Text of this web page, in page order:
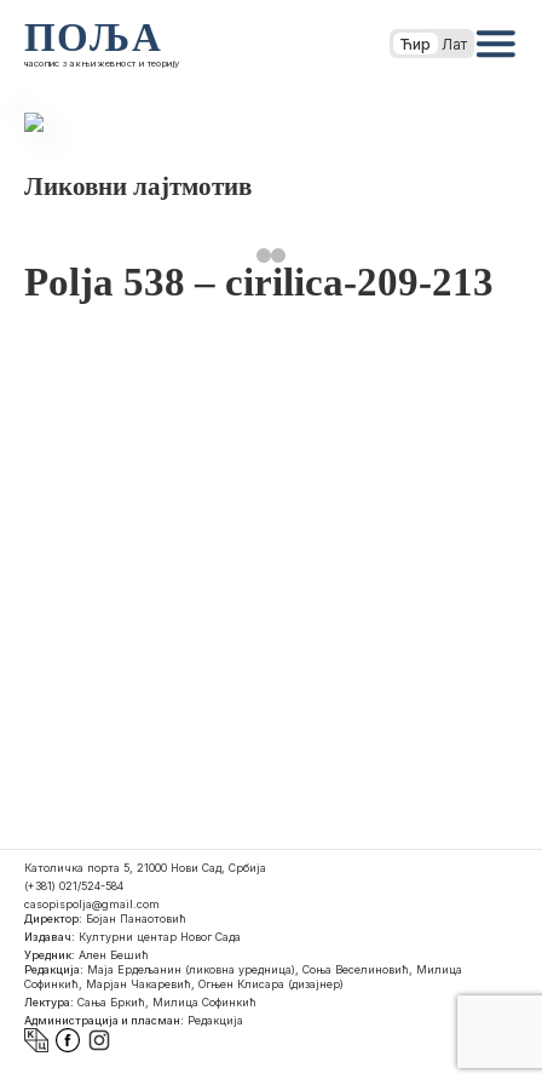
ПОЉА
часопис за књижевност и теорију
Ћир Лат
Ликовни лајтмотив
Polja 538 – cirilica-209-213
Католичка порта 5, 21000 Нови Сад, Србија
(+381) 021/524-584
casopispolja@gmail.com
Директор: Бојан Панаотовић
Издавач: Културни центар Новог Сада
Уредник: Ален Бешић
Редакција: Маја Ердељанин (ликовна уредница), Соња Веселиновић, Милица
Софинкић, Марјан Чакаревић, Огњен Клисара (дизајнер)
Лектура: Сања Бркић, Милица Софинкић
Администрација и пласман: Редакција